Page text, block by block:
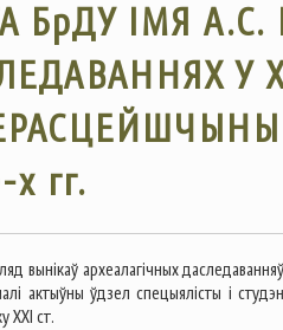
БрДУ ІМЯ
У
гг.
вынікаў археалагічных
актыўны ўдзел спецыялісты і
ХХІ ст.